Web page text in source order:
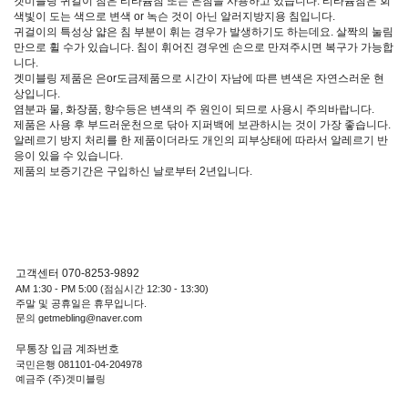
색빛이 도는 색으로 변색 or 녹슨 것이 아닌 알러지방지용 침입니다.
귀걸이의 특성상 얇은 침 부분이 휘는 경우가 발생하기도 하는데요. 살짝의 눌림
만으로 휠 수가 있습니다. 침이 휘어진 경우엔 손으로 만져주시면 복구가 가능합
니다.
겟미블링 제품은 은or도금제품으로 시간이 자남에 따른 변색은 자연스러운 현
상입니다.
염분과 물, 화장품, 향수등은 변색의 주 원인이 되므로 사용시 주의바랍니다.
제품은 사용 후 부드러운천으로 닦아 지퍼백에 보관하시는 것이 가장 좋습니다.
알레르기 방지 처리를 한 제품이더라도 개인의 피부상태에 따라서 알레르기 반
응이 있을 수 있습니다.
제품의 보증기간은 구입하신 날로부터 2년입니다.
고객센터 070-8253-9892
AM 1:30 - PM 5:00 (점심시간 12:30 - 13:30)
주말 및 공휴일은 휴무입니다.
문의 getmebling@naver.com
무통장 입금 계좌번호
국민은행 081101-04-204978
예금주 (주)겟미블링